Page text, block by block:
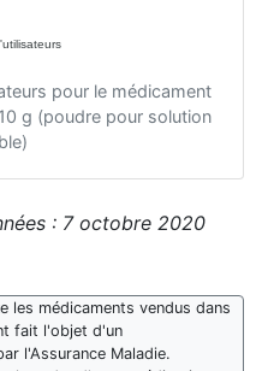
pour le médicament
g (poudre pour solution
: 7 octobre 2020
les médicaments vendus dans
fait l'objet d'un
l'Assurance Maladie.